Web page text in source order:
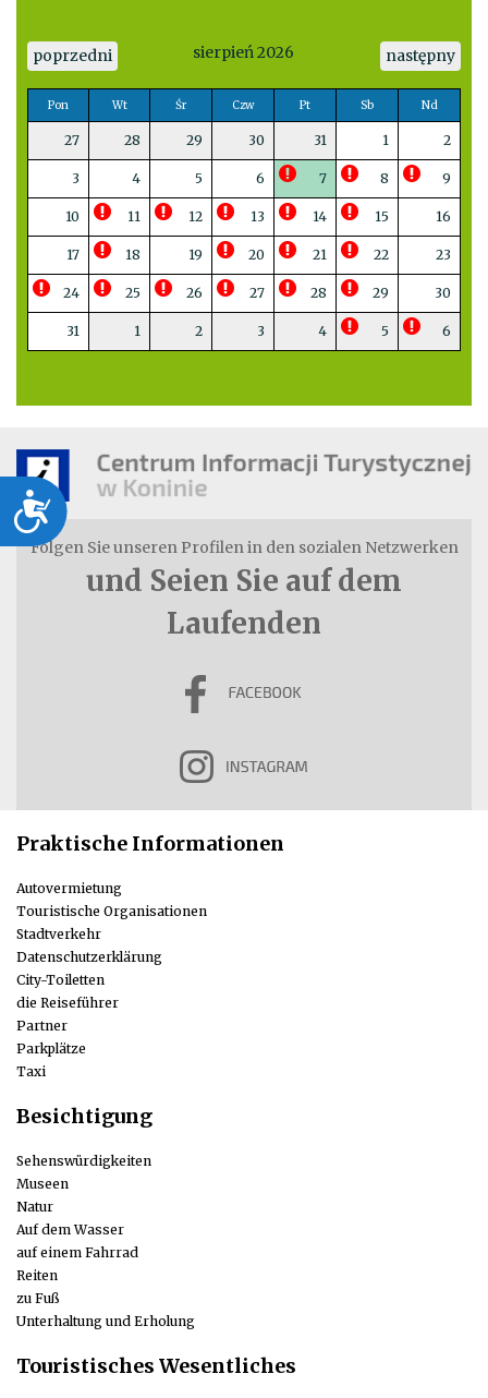
Dostępność
poprzedni sierpień 2026 następny
Pon Wt Śr Czw Pt Sb Nd
27 28 29 30 31 1 2
3 4 5 6 7 8 9
10 11 12 13 14 15 16
17 18 19 20 21 22 23
24 25 26 27 28 29 30
31 1 2 3 4 5 6
Folgen Sie unseren Profilen in den sozialen Netzwerken
und Seien Sie auf dem
Laufenden
Praktische Informationen
Autovermietung
Touristische Organisationen
Stadtverkehr
Datenschutzerklärung
City-Toiletten
die Reiseführer
Partner
Parkplätze
Taxi
Besichtigung
Sehenswürdigkeiten
Museen
Natur
Auf dem Wasser
auf einem Fahrrad
Reiten
zu Fuß
Unterhaltung und Erholung
Touristisches Wesentliches